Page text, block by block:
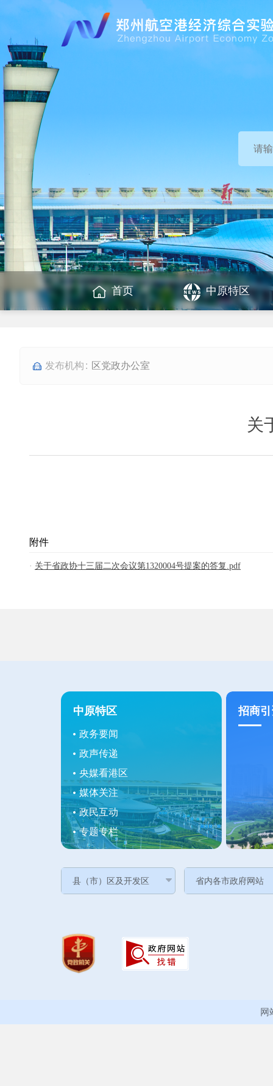
首页 中原特区
区党政办公室
关
附件
关于省政协十三届二次会议第1320004号提案的答复.pdf
中原特区
政务要闻
政声传递
央媒看港区
媒体关注
政民互动
专题专栏
招商
网